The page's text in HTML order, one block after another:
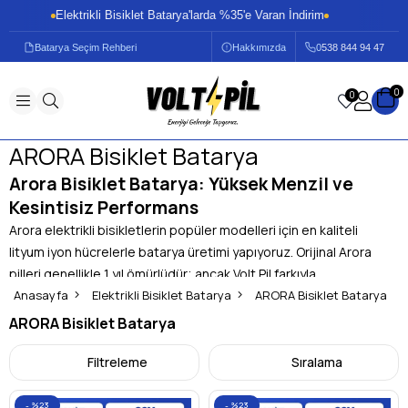
Elektrikli Bisiklet Batarya'larda %35'e Varan İndirim
Batarya Seçim Rehberi Hakkımızda 0538 844 94 47
0 0
ARORA Bisiklet Batarya
Arora Bisiklet Batarya: Yüksek Menzil ve
Kesintisiz Performans
Arora elektrikli bisikletlerin popüler modelleri için en kaliteli
lityum iyon hücrelerle batarya üretimi yapıyoruz. Orijinal Arora
pilleri genellikle 1 yıl ömürlüdür; ancak Volt Pil farkıyla
ürettiğimiz paketler5 yıl boyuncayüksek performansla çalışır.
Güçlendirilmiş 36V 20Ah gibi seçeneklerimizle, Arora
artırmak bisikletin motoruna veya beynine asla zarar vermez;
sadece enerji kapasitenizi artırır. Sipariş verdiğiniz model,
Anasayfa Elektrikli Bisiklet Batarya ARORA Bisiklet Batarya
ARORA Bisiklet Batarya
Filtreleme Sıralama
%23 %23